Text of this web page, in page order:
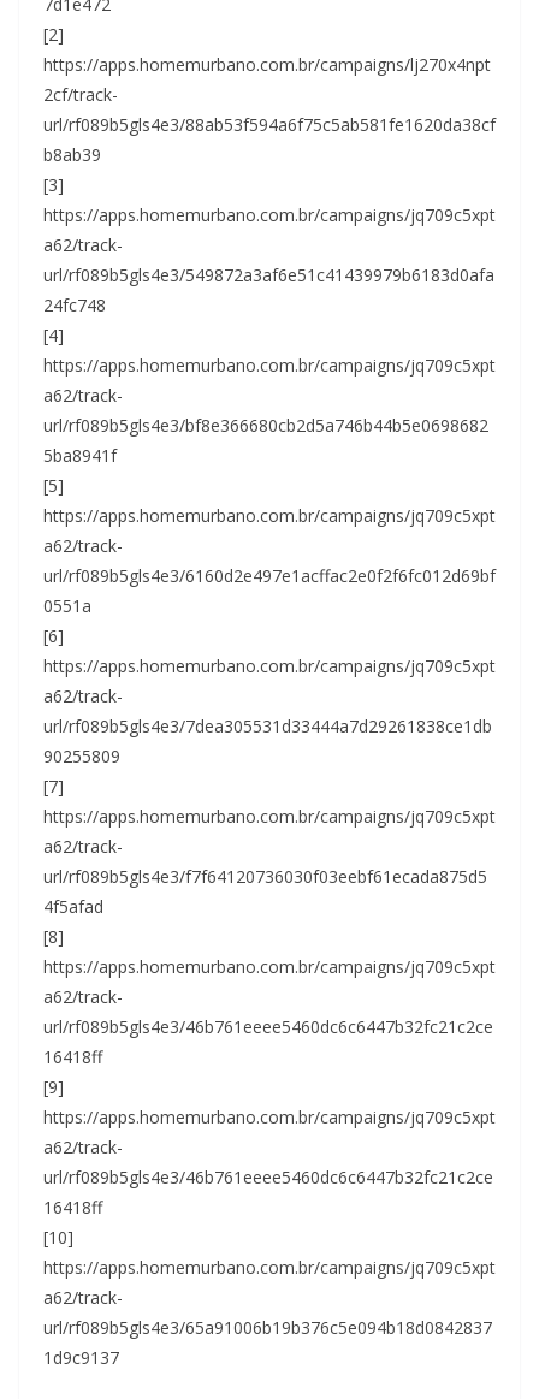
[2]
https://apps.homemurbano.com.br/campaigns/lj270x4npt
2cf/track-
url/rf089b5gls4e3/88ab53f594a6f75c5ab581fe1620da38cf
b8ab39
[3]
https://apps.homemurbano.com.br/campaigns/jq709c5xpt
a62/track-
url/rf089b5gls4e3/549872a3af6e51c41439979b6183d0afa
24fc748
[4]
https://apps.homemurbano.com.br/campaigns/jq709c5xpt
a62/track-
url/rf089b5gls4e3/bf8e366680cb2d5a746b44b5e0698682
5ba8941f
[5]
https://apps.homemurbano.com.br/campaigns/jq709c5xpt
a62/track-
url/rf089b5gls4e3/6160d2e497e1acffac2e0f2f6fc012d69bf
0551a
[6]
https://apps.homemurbano.com.br/campaigns/jq709c5xpt
a62/track-
url/rf089b5gls4e3/7dea305531d33444a7d29261838ce1db
90255809
[7]
https://apps.homemurbano.com.br/campaigns/jq709c5xpt
a62/track-
url/rf089b5gls4e3/f7f64120736030f03eebf61ecada875d5
4f5afad
[8]
https://apps.homemurbano.com.br/campaigns/jq709c5xpt
a62/track-
url/rf089b5gls4e3/46b761eeee5460dc6c6447b32fc21c2ce
16418ff
[9]
https://apps.homemurbano.com.br/campaigns/jq709c5xpt
a62/track-
url/rf089b5gls4e3/46b761eeee5460dc6c6447b32fc21c2ce
16418ff
[10]
https://apps.homemurbano.com.br/campaigns/jq709c5xpt
a62/track-
url/rf089b5gls4e3/65a91006b19b376c5e094b18d0842837
1d9c9137